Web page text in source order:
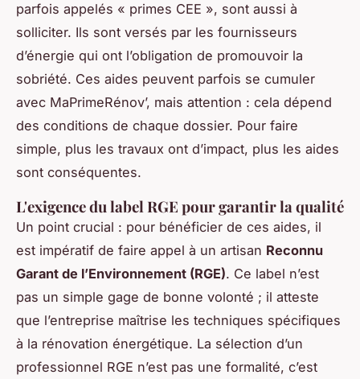
parfois appelés « primes CEE », sont aussi à
solliciter. Ils sont versés par les fournisseurs
d’énergie qui ont l’obligation de promouvoir la
sobriété. Ces aides peuvent parfois se cumuler
avec MaPrimeRénov’, mais attention : cela dépend
des conditions de chaque dossier. Pour faire
simple, plus les travaux ont d’impact, plus les aides
sont conséquentes.
L'exigence du label RGE pour garantir la qualité
Un point crucial : pour bénéficier de ces aides, il
est impératif de faire appel à un artisan Reconnu
Garant de l’Environnement (RGE). Ce label n’est
pas un simple gage de bonne volonté ; il atteste
que l’entreprise maîtrise les techniques spécifiques
à la rénovation énergétique. La sélection d’un
professionnel RGE n’est pas une formalité, c’est